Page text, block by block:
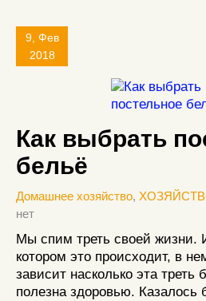
9, Фев
2018
Как выбрать
бельё
Домашнее хозяйство,
нет
Мы спим треть своей жизни.
котором это происходит, в
зависит насколько эта треть
полезна здоровью.